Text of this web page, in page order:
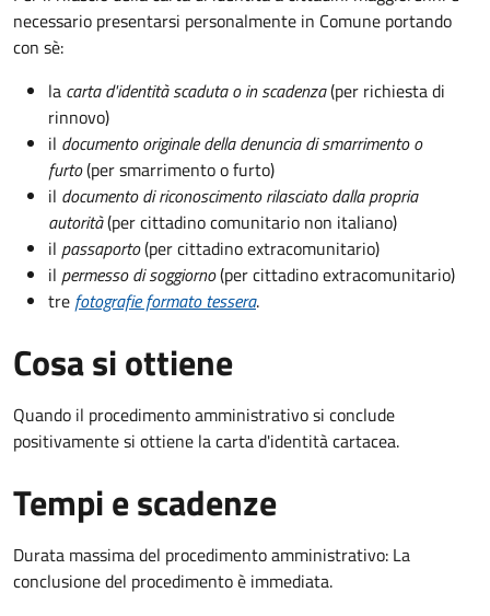
necessario presentarsi personalmente in Comune portando
con sè:
la carta d'identità scaduta o in scadenza(per richiesta di
rinnovo)
il documento originale della denuncia di smarrimento o
furto(per smarrimento o furto)
il documento di riconoscimento rilasciato dalla propria
autorità(per cittadino comunitario non italiano)
il passaporto(per cittadino extracomunitario)
il permesso di soggiorno(per cittadino extracomunitario)
tre fotografie formato tessera.
Cosa si ottiene
Quando il procedimento amministrativo si conclude
positivamente si ottiene la carta d'identità cartacea.
Tempi e scadenze
Durata massima del procedimento amministrativo: La
conclusione del procedimento è immediata.